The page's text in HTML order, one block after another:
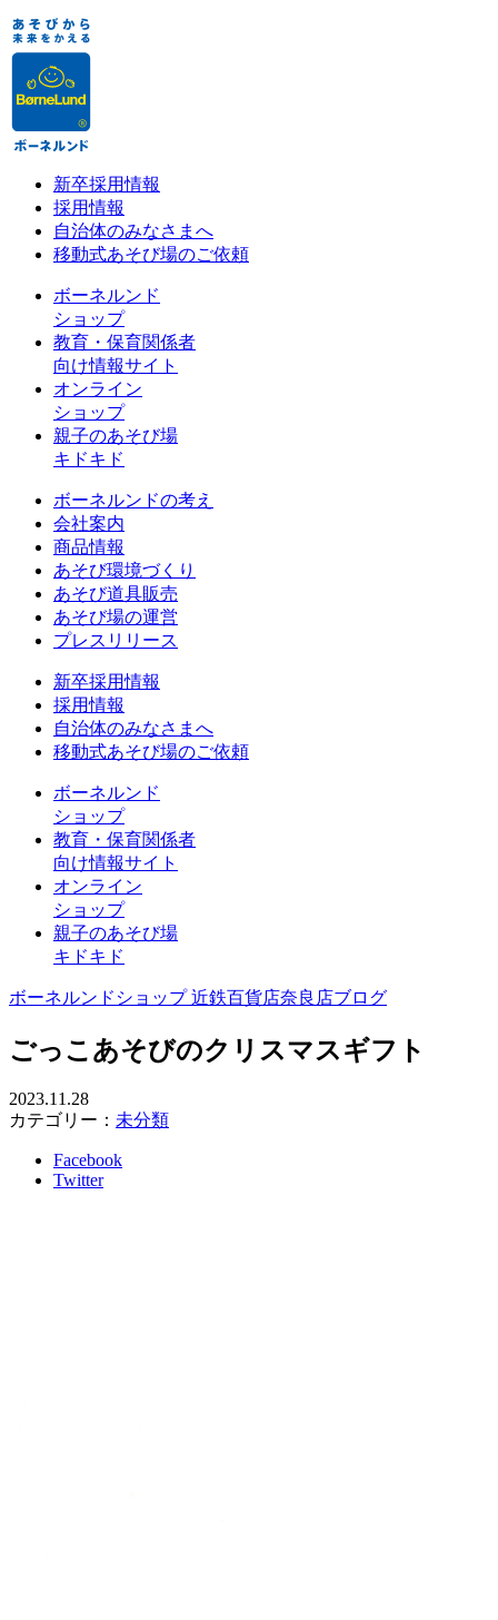
新卒採用情報
採用情報
自治体のみなさまへ
移動式あそび場のご依頼
ボーネルンド
ショップ
教育・保育関係者
向け情報サイト
オンライン
ショップ
親子のあそび場
キドキド
ボーネルンドの考え
会社案内
商品情報
あそび環境づくり
あそび道具販売
あそび場の運営
プレスリリース
新卒採用情報
採用情報
自治体のみなさまへ
移動式あそび場のご依頼
ボーネルンド
ショップ
教育・保育関係者
向け情報サイト
オンライン
ショップ
親子のあそび場
キドキド
ボーネルンドショップ 近鉄百貨店奈良店ブログ
ごっこあそびのクリスマスギフト
2023.11.28
カテゴリー： 未分類
Facebook
Twitter